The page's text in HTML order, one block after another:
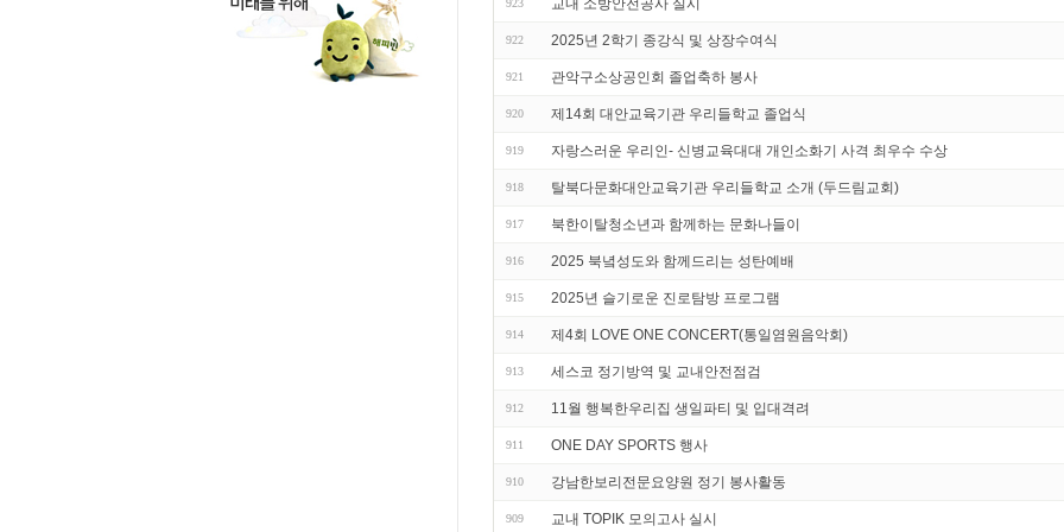
923 교내 소방안전공사 실시
922 2025년 2학기 종강식 및 상장수여식
921 관악구소상공인회 졸업축하 봉사
920 제14회 대안교육기관 우리들학교 졸업식
919 자랑스러운 우리인- 신병교육대대 개인소화기 사격 최우수 수상
918 탈북다문화대안교육기관 우리들학교 소개 (두드림교회)
917 북한이탈청소년과 함께하는 문화나들이
916 2025 북녘성도와 함께드리는 성탄예배
915 2025년 슬기로운 진로탐방 프로그램
914 제4회 LOVE ONE CONCERT(통일염원음악회)
913 세스코 정기방역 및 교내안전점검
912 11월 행복한우리집 생일파티 및 입대격려
911 ONE DAY SPORTS 행사
910 강남한보리전문요양원 정기 봉사활동
909 교내 TOPIK 모의고사 실시